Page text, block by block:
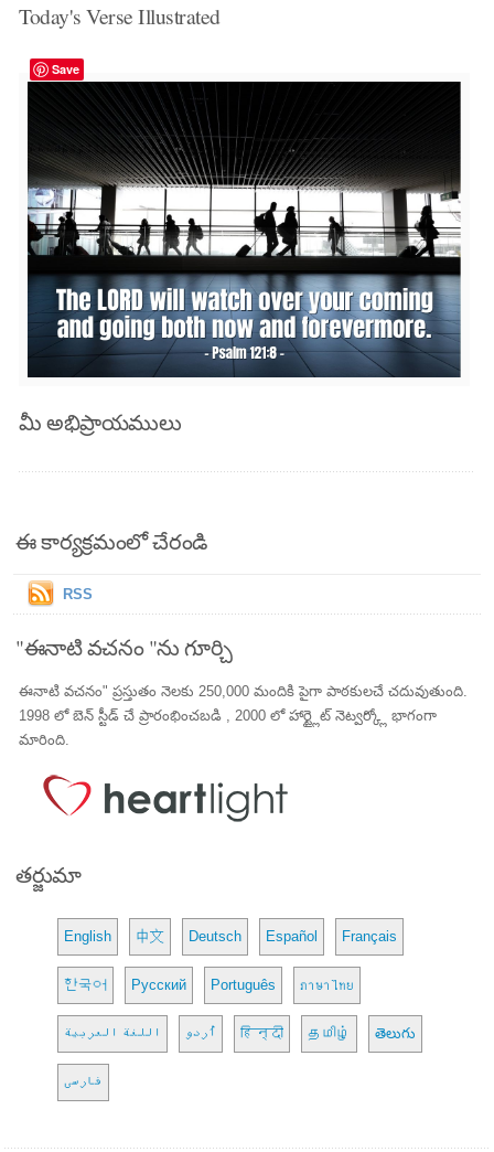
Today's Verse Illustrated
Save
మీ అభిప్రాయములు
ఈ కార్యక్రమంలో చేరండి
RSS
"ఈనాటి వచనం "ను గూర్చి
ఈనాటి వచనం" ప్రస్తుతం నెలకు 250,000 మందికి పైగా పాఠకులచే చదువుతుంది.
1998 లో బెన్ స్టీడ్ చే ప్రారంభించబడి , 2000 లో హార్ట్లైట్ నెట్వర్క్లో భాగంగా
మారింది.
తర్జుమా
English 中文 Deutsch Español Français
한국어 Русский Português ภาษาไทย
اللغة العربية اُردو हिन्दी தமிழ் తెలుగు
فارسی